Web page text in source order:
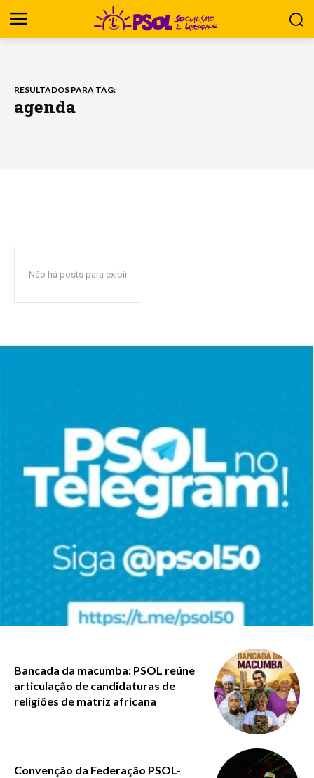
RESULTADOS PARA TAG:
agenda
Não há posts para exibir
Bancada da macumba: PSOL reúne
articulação de candidaturas de
religiões de matriz africana
Convenção da Federação PSOL-